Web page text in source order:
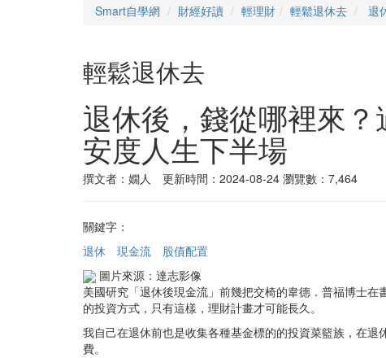
Smart自學網 財經好讀 輕理財 輕鬆退休去 退
輕鬆退休去
退休後，錢從哪裡來
安度人生下半場
撰文者：嫺人 更新時間：2024-08-24 瀏覽數：7,464
關鍵字：
退休
現金流
股債配置
圖片來源：達志影像
美國研究「退休後現金流」前幾把交椅的韋德．普福博士
的投資方式，只有這樣，理財計畫才可能長久。
我自己在退休前也是收集各種基金標的的投資菜籃族，在
費。